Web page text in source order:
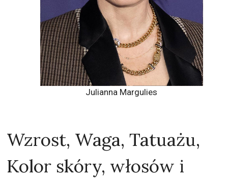
Julianna Margulies
Wzrost, Waga, Tatuażu,
Kolor skóry, włosów i